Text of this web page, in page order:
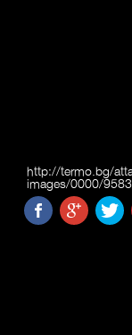
http://termo.bg/
images/0000/